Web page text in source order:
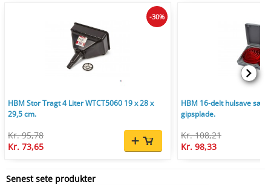
HBM Stor Tragt 4 Liter WTCT5060 19 x 28 x
29,5 cm.
Kr. 95,78
Kr. 73,65
-30%
HBM 16-delt hulsave sæt
gipsplade.
Kr. 108,21
Kr. 98,33
Senest sete produkter